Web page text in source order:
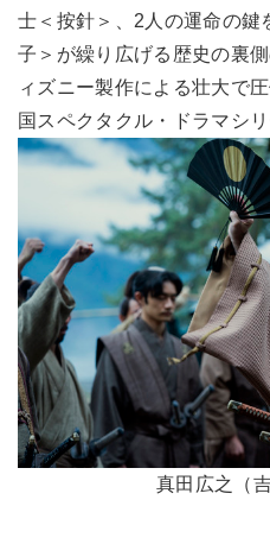
士＜按針＞、2人の運命の鍵
子＞が繰り広げる歴史の裏
ィズニー製作による壮大で
国スペクタクル・ドラマシリ
真田広之（